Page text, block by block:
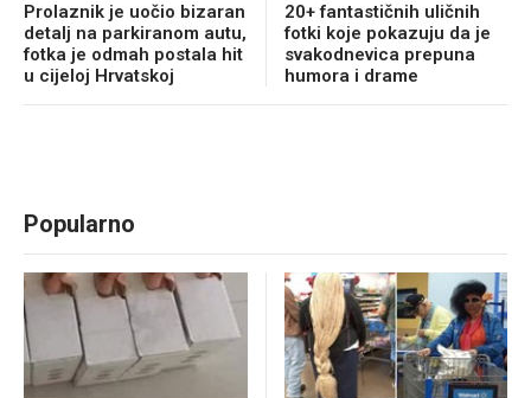
Prolaznik je uočio bizaran
detalj na parkiranom autu,
fotka je odmah postala hit
u cijeloj Hrvatskoj
20+ fantastičnih uličnih
fotki koje pokazuju da je
svakodnevica prepuna
humora i drame
Popularno